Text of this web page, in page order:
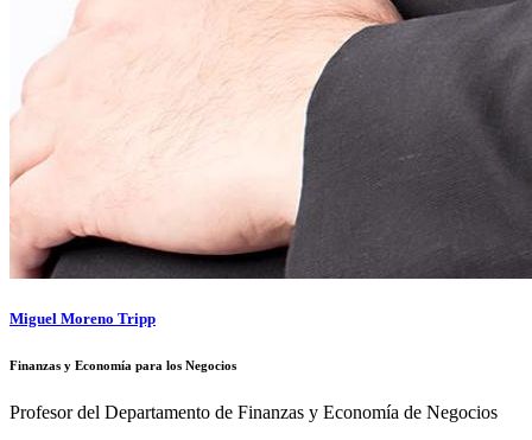
Miguel Moreno Tripp
Finanzas y Economía para los Negocios
Profesor del Departamento de Finanzas y Economía de Negocios